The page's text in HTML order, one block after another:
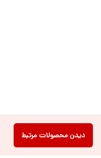
دیدن محصولات مرتبط